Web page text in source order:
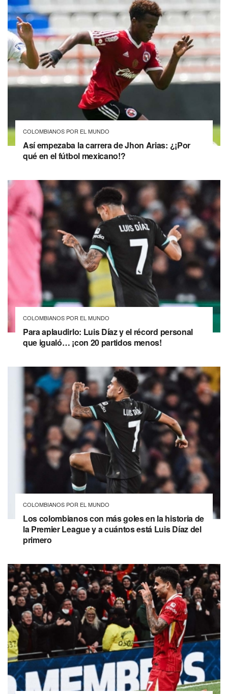
COLOMBIANOS POR EL MUNDO
Así empezaba la carrera de Jhon Arias: ¿¡Por
qué en el fútbol mexicano!?
COLOMBIANOS POR EL MUNDO
Para aplaudirlo: Luis Díaz y el récord personal
que igualó… ¡con 20 partidos menos!
COLOMBIANOS POR EL MUNDO
Los colombianos con más goles en la historia de
la Premier League y a cuántos está Luis Díaz del
primero